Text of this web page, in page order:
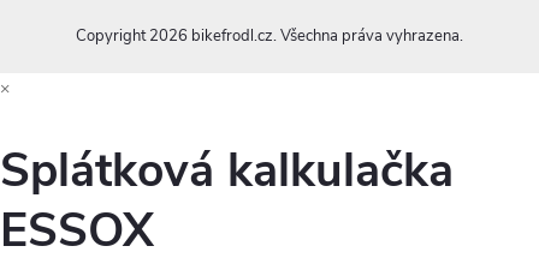
Copyright 2026 bikefrodl.cz. Všechna práva vyhrazena.
×
Splátková kalkulačka
ESSOX